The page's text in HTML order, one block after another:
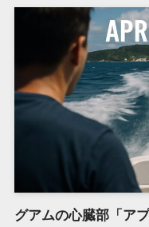
グアムの心臓部「ア